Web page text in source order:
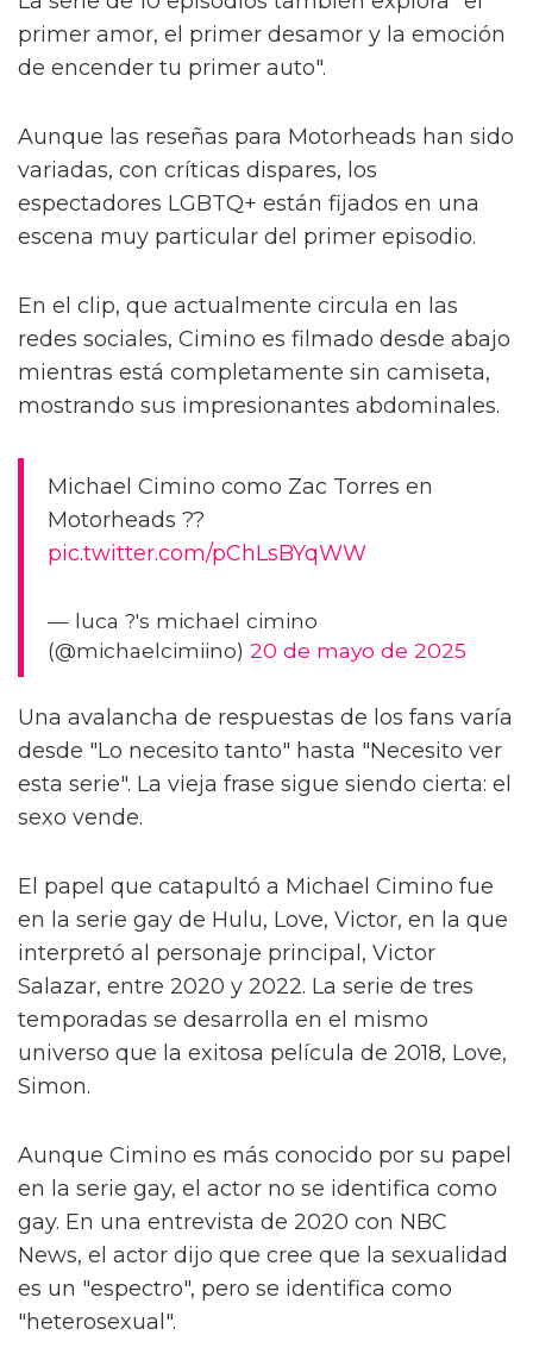
una historia llena de adrenalina de un grupo
de marginados que forman una amistad poco
probable gracias a su amor mutuo por las
jerarquía y las reglas de la escuela
secundaria".
La serie de 10 episodios también explora "el
de encender tu primer auto".
Aunque las reseñas para Motorheads han sido
variadas, con críticas dispares, los
espectadores LGBTQ+ están fijados en una
escena muy particular del primer episodio.
En el clip, que actualmente circula en las
mientras está completamente sin camiseta,
mostrando sus impresionantes abdominales.
Michael Cimino como Zac Torres en
Motorheads ??
pic.twitter.com/pChLsBYqWW
— luca ?'s michael cimino
(@michaelcimiino)
Una avalancha de respuestas de los fans varía
desde "Lo necesito tanto" hasta "Necesito ver
esta serie". La vieja frase sigue siendo cierta: el
sexo vende.
El papel que catapultó a Michael Cimino fue
en la serie gay de Hulu, Love, Victor, en la que
interpretó al personaje principal, Victor
Salazar, entre 2020 y 2022. La serie de tres
temporadas se desarrolla en el mismo
universo que la exitosa película de 2018, Love,